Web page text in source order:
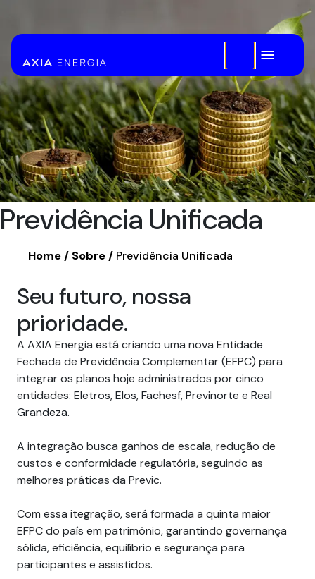
Previdência Unificada
Home Sobre Previdência Unificada
Seu futuro, nossa
prioridade.
A AXIA Energia está criando uma nova Entidade
Fechada de Previdência Complementar (EFPC) para
integrar os planos hoje administrados por cinco
entidades: Eletros,Elos,Fachesf,Previnorte e Real
Grandeza.
A integração busca ganhos de escala, redução de
custos e conformidade regulatória, seguindo as
melhores práticas da Previc.
Com essa itegração, será formada a quinta maior
EFPC do país em patrimônio, garantindo governança
sólida, eficiência, equilíbrio e segurança para
participantes e assistidos.